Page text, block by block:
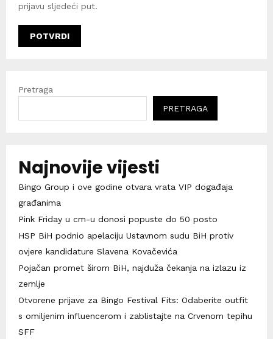
prijavu sljedeći put.
Pretraga
PRETRAGA
Najnovije vijesti
Bingo Group i ove godine otvara vrata VIP događaja
građanima
Pink Friday u cm-u donosi popuste do 50 posto
HSP BiH podnio apelaciju Ustavnom sudu BiH protiv
ovjere kandidature Slavena Kovačevića
Pojačan promet širom BiH, najduža čekanja na izlazu iz
zemlje
Otvorene prijave za Bingo Festival Fits: Odaberite outfit
s omiljenim influencerom i zablistajte na Crvenom tepihu
SFF